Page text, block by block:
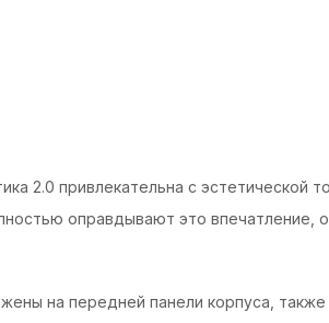
2.0 привлекательна с эстетической
оправдывают это
на передней панели корпуса,